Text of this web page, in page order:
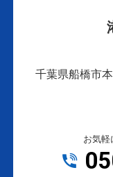
千葉県船橋市
お気